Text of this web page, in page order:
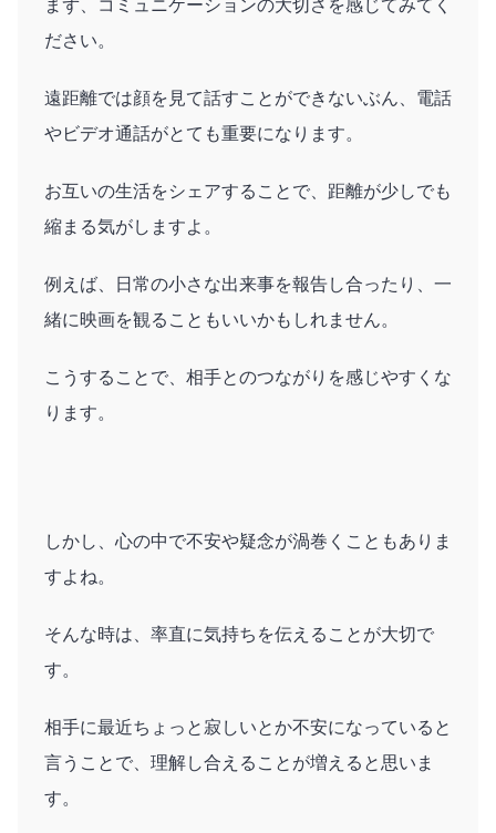
まず、コミュニケーションの大切さを感じてみてく
ださい。
遠距離では顔を見て話すことができないぶん、電話
やビデオ通話がとても重要になります。
お互いの生活をシェアすることで、距離が少しでも
縮まる気がしますよ。
例えば、日常の小さな出来事を報告し合ったり、一
緒に映画を観ることもいいかもしれません。
こうすることで、相手とのつながりを感じやすくな
ります。
しかし、心の中で不安や疑念が渦巻くこともありま
すよね。
そんな時は、率直に気持ちを伝えることが大切で
す。
相手に最近ちょっと寂しいとか不安になっていると
言うことで、理解し合えることが増えると思いま
す。